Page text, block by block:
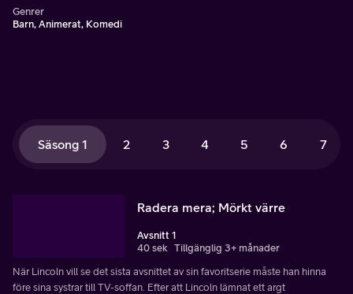
Genrer
Barn, Animerat, Komedi
Säsong 1 2 3 4 5 6 7
Radera mera; Mörkt värre
Avsnitt 1
40 sek Tillgänglig 3+ månader
När Lincoln vill se det sista avsnittet av sin favoritserie måste han hinna
före sina systrar till TV-soffan. Efter att Lincoln lämnat ett argt